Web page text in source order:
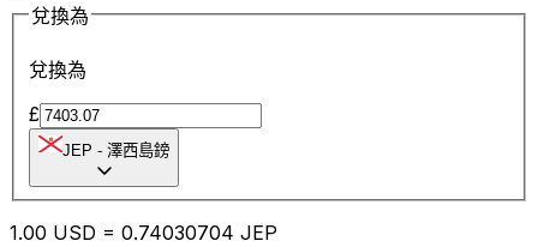
兌換為
兌換為
£
JEP - 澤西島鎊
1.00 USD = 0.74030704 JEP